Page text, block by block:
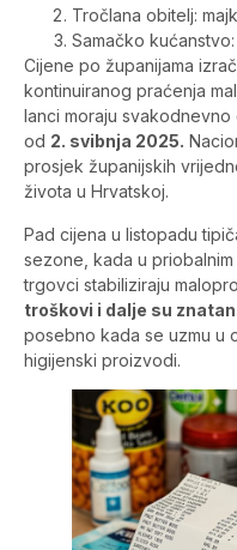
Tročlana obitelj:
Samačko
Cijene po županijama
kontinuiranog praćenja
lanci moraju
od 2. svibnja 2025.
prosjek županijskih
života u Hrvatskoj.
Pad cijena u listopadu
sezone, kada u
trgovci stabiliziraju
troškovi i dalje su
posebno kada se uzmu u
higijenski proizvodi.